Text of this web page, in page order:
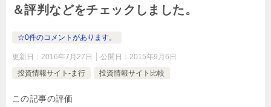
＆評判などをチェックしました。
☆0件のコメントがあります。
更新日： 2016年7月27日 公開日： 2015年9月6日
投資情報サイト-ま行
投資情報サイト比較
この記事の評価